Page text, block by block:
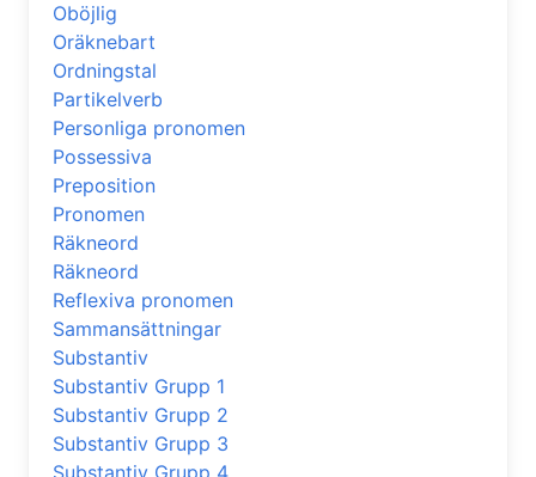
Oböjlig
Oräknebart
Ordningstal
Partikelverb
Personliga pronomen
Possessiva
Preposition
Pronomen
Räkneord
Räkneord
Reflexiva pronomen
Sammansättningar
Substantiv
Substantiv Grupp 1
Substantiv Grupp 2
Substantiv Grupp 3
Substantiv Grupp 4